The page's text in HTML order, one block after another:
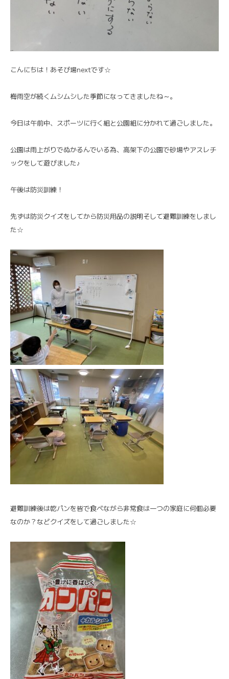
こんにちは！あそび場nextです☆
梅雨空が続くムシムシした季節になってきましたね～。
今日は午前中、スポーツに行く組と公園組に分かれて過ごしました。
公園は雨上がりでぬかるんでいる為、高架下の公園で砂場やアスレチ
ックをして遊びました♪
午後は防災訓練！
先ずは防災クイズをしてから防災用品の説明そして避難訓練をしまし
た☆
避難訓練後は乾パンを皆で食べながら非常食は一つの家庭に何個必要
なのか？などクイズをして過ごしました☆